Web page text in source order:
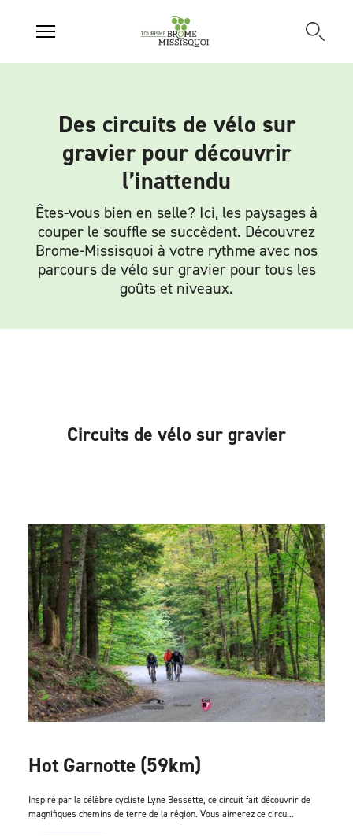
Des circuits de vélo sur
gravier pour découvrir
l’inattendu
Êtes-vous bien en selle? Ici, les paysages à
couper le souffle se succèdent. Découvrez
Brome-Missisquoi à votre rythme avec nos
parcours de vélo sur gravier pour tous les
goûts et niveaux.
Circuits de vélo sur gravier
Hot Garnotte (59km)
Inspiré par la célèbre cycliste Lyne Bessette, ce circuit fait découvrir de
magnifiques chemins de terre de la région. Vous aimerez ce circu...